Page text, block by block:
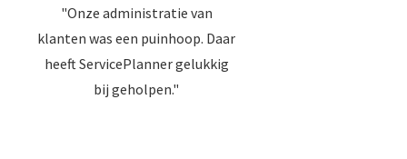
"Onze administratie van
klanten was een puinhoop. Daar
heeft ServicePlanner gelukkig
bij geholpen."